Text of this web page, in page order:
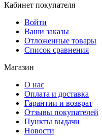
Кабинет покупателя
Войти
Ваши заказы
Отложенные товары
Список сравнения
Магазин
О нас
Оплата и доставка
Гарантии и возврат
Отзывы покупателей
Пункты выдачи
Новости